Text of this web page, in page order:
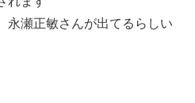
永瀬正敏さんが出てるらしい